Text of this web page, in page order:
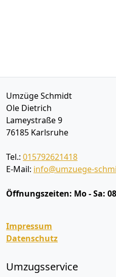
Umzüge Schmidt
Ole Dietrich
Lameystraße 9
76185 Karlsruhe
Tel.: 015792621418
E-Mail: info@umzuege-
Öffnungszeiten: Mo - Sa:
Impressum
Datenschutz
Umzugsservice